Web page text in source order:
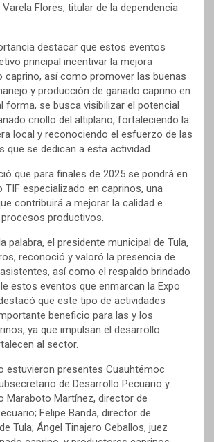
Flores, titular de la dependencia
destacar que estos eventos
principal incentivar la mejora
caprino, así como promover las buenas
y producción de ganado caprino en
forma, se busca visibilizar el potencial
criollo del altiplano, fortaleciendo la
local y reconociendo el esfuerzo de las
que se dedican a esta actividad.
que para finales de 2025 se pondrá en
TIF especializado en caprinos, una
contribuirá a mejorar la calidad e
productivos.
palabra, el presidente municipal de Tula,
reconoció y valoró la presencia de
así como el respaldo brindado
estos eventos que enmarcan la Expo
que este tipo de actividades
beneficio para las y los
ya que impulsan el desarrollo
al sector.
estuvieron presentes Cuauhtémoc
de Desarrollo Pecuario y
Maraboto Martínez, director de
Felipe Banda, director de
Tula; Ángel Tinajero Ceballos, juez